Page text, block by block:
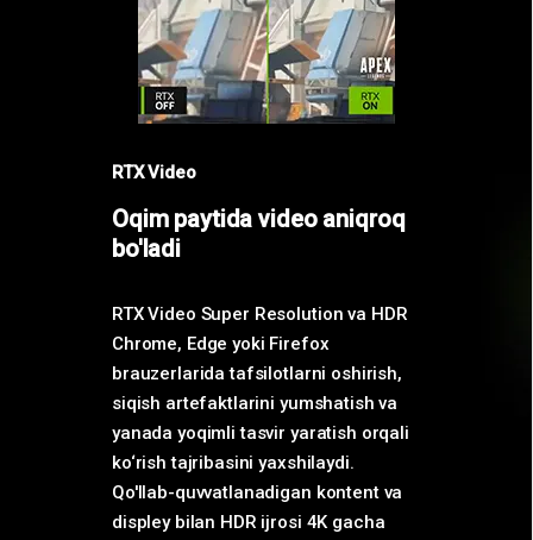
RTX Video
Oqim paytida video aniqroq
bo'ladi
RTX Video Super Resolution va HDR
Chrome, Edge yoki Firefox
brauzerlarida tafsilotlarni oshirish,
siqish artefaktlarini yumshatish va
yanada yoqimli tasvir yaratish orqali
ko‘rish tajribasini yaxshilaydi.
Qo'llab-quvvatlanadigan kontent va
displey bilan HDR ijrosi 4K gacha